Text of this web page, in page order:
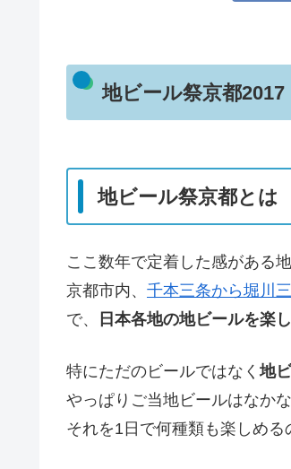
地ビール祭京都2017
地ビール祭京都とは
ここ数年で定着した感がある
京都市内、 千本三条から堀川
で、
日本各地の地ビールを楽
特にただのビールではなく地
やっぱりご当地ビールはなか
それを1日で何種類も楽しめる